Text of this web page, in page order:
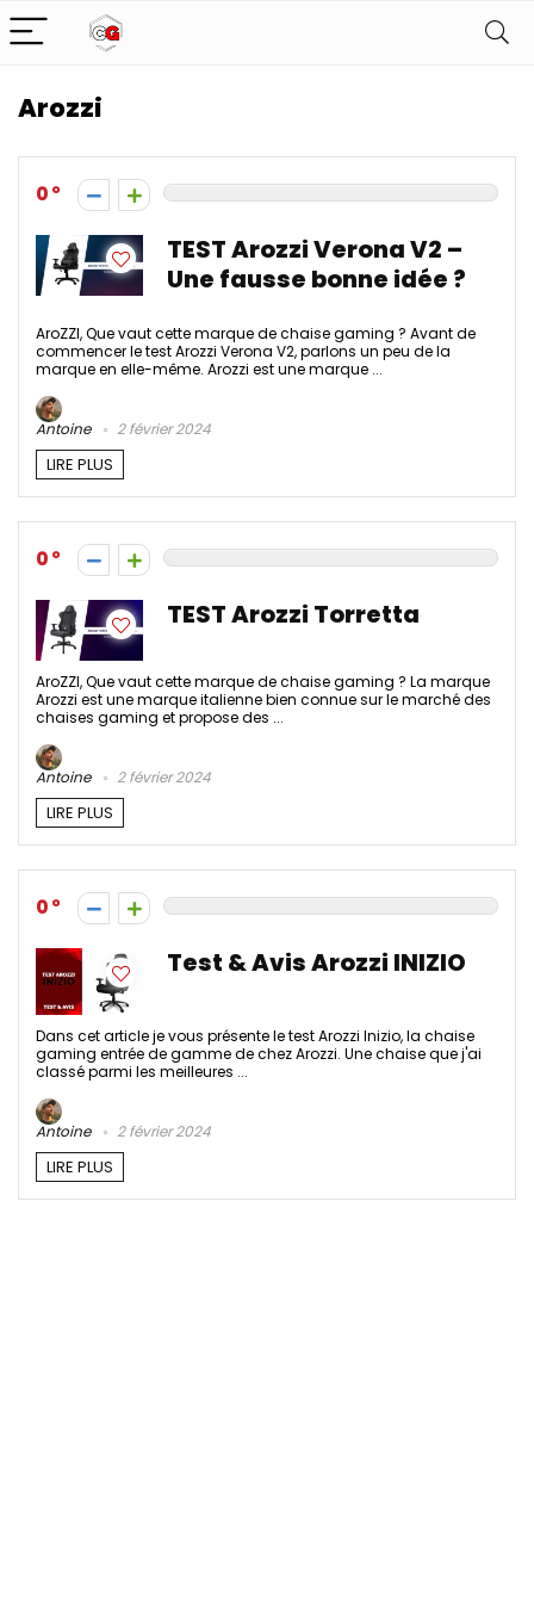
Arozzi
0
TEST Arozzi Verona V2 –
Une fausse bonne idée ?
AroZZI, Que vaut cette marque de chaise gaming ? Avant de
commencer le test Arozzi Verona V2, parlons un peu de la
marque en elle-même. Arozzi est une marque ...
Antoine 2 février 2024
LIRE PLUS
0
TEST Arozzi Torretta
AroZZI, Que vaut cette marque de chaise gaming ? La marque
Arozzi est une marque italienne bien connue sur le marché des
chaises gaming et propose des ...
Antoine 2 février 2024
LIRE PLUS
0
Test & Avis Arozzi INIZIO
Dans cet article je vous présente le test Arozzi Inizio, la chaise
gaming entrée de gamme de chez Arozzi. Une chaise que j'ai
classé parmi les meilleures ...
Antoine 2 février 2024
LIRE PLUS